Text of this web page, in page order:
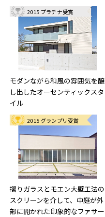
2015 プラチナ受賞
モダンながら和風の雰囲気を醸
し出したオーセンティックスタ
イル
2015 グランプリ受賞
摺りガラスとモエン大壁工法の
スクリーンを介して、中庭が外
部に開かれた印象的なファサー